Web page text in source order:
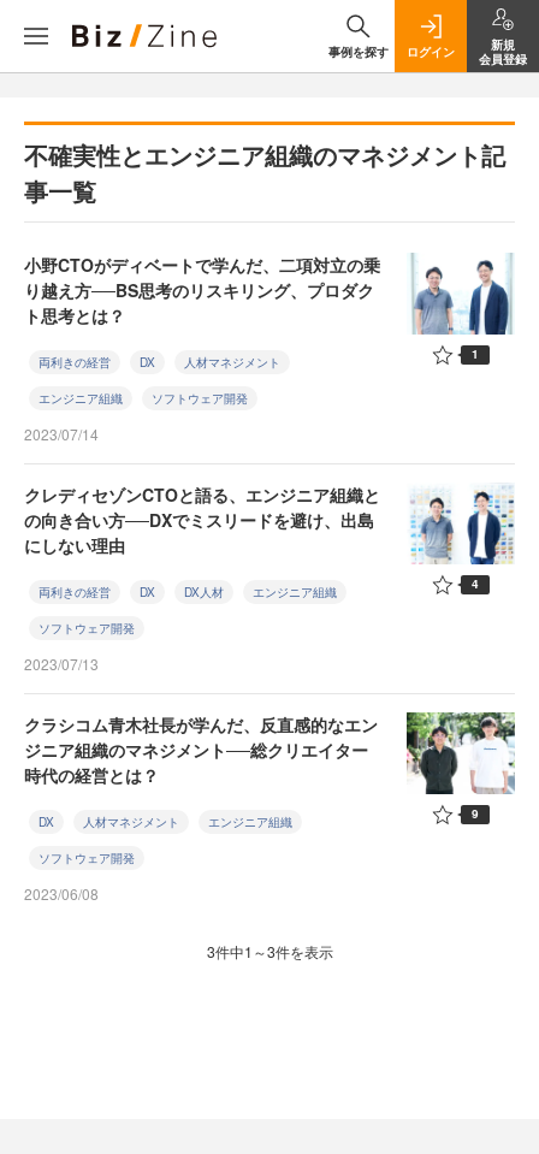
事例を探す ログイン
新規
会員登録
不確実性とエンジニア組織のマネジメント記
事一覧
小野CTOがディベートで学んだ、二項対立の乗
り越え方──BS思考のリスキリング、プロダク
ト思考とは？
両利きの経営 DX 人材マネジメント
エンジニア組織 ソフトウェア開発
2023/07/14
1
クレディセゾンCTOと語る、エンジニア組織と
の向き合い方──DXでミスリードを避け、出島
にしない理由
両利きの経営 DX DX人材 エンジニア組織
ソフトウェア開発
2023/07/13
4
クラシコム青木社長が学んだ、反直感的なエン
ジニア組織のマネジメント──総クリエイター
時代の経営とは？
DX 人材マネジメント エンジニア組織
ソフトウェア開発
2023/06/08
9
3件中1～3件を表示